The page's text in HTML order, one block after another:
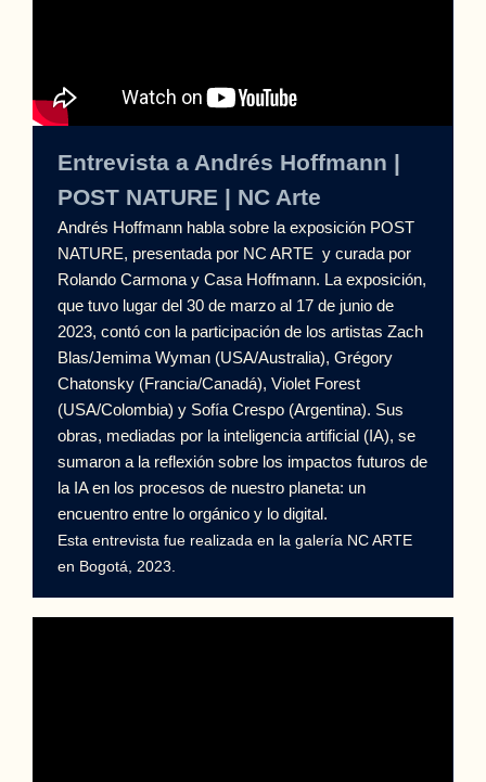
Entrevista a Andrés Hoffmann |
POST NATURE | NC Arte
Andrés Hoffmann habla sobre la exposición POST
NATURE, presentada por NC ARTE y curada por
Rolando Carmona y Casa Hoffmann. La exposición,
que tuvo lugar del 30 de marzo al 17 de junio de
2023, contó con la participación de los artistas Zach
Blas/Jemima Wyman (USA/Australia), Grégory
Chatonsky (Francia/Canadá), Violet Forest
(USA/Colombia) y Sofía Crespo (Argentina). Sus
obras, mediadas por la inteligencia artificial (IA), se
sumaron a la reflexión sobre los impactos futuros de
la IA en los procesos de nuestro planeta: un
encuentro entre lo orgánico y lo digital.
Esta entrevista fue realizada en la galería NC ARTE
en Bogotá, 2023.